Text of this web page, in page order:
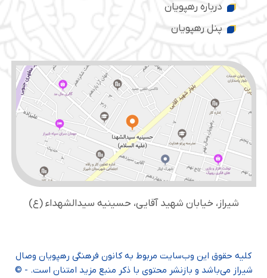
درباره رهپویان
پنل رهپویان
شیراز، خیابان شهید آقایی، حسینیه سید‌الشهداء (ع)
کلیه حقوق این وب‌سایت مربوط به کانون فرهنگی رهپویان وصال
شیراز می‌باشد و بازنشر محتوی با ذکر منبع مزید امتنان است. - ©